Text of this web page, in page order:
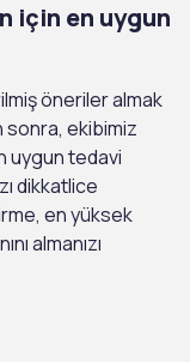
için en uygun
öneriler almak
sonra, ekibimiz
uygun tedavi
dikkatlice
en yüksek
almanızı